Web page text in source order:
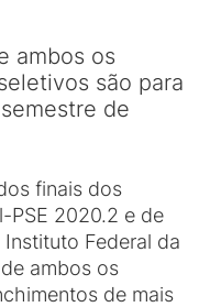
ambos os
são para
de
finais dos
PSE 2020.2 e de
Federal da
ambos os
de mais